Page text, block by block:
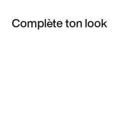
Complète ton look